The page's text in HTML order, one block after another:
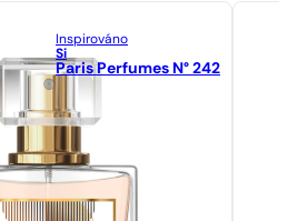
Inspirováno
Si
Paris Perfumes N° 242